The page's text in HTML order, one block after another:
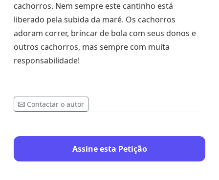
cachorros. Nem sempre este cantinho está
liberado pela subida da maré. Os cachorros
adoram correr, brincar de bola com seus donos e
outros cachorros, mas sempre com muita
responsabilidade!
Contactar o autor
Assine esta Petição